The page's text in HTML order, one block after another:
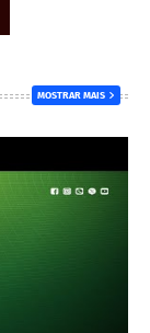
MOSTRAR MAIS